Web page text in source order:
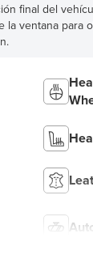
final del
la ventana para